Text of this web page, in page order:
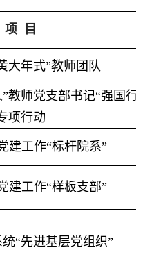
项 目
大年式”教师团队
教师党支部书记“强国行”
项行动
建工作“标杆院系”
建工作“样板支部”
“先进基层党组织”